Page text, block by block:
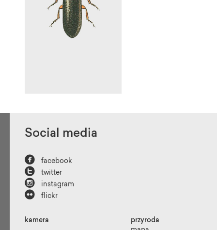
Social media
 facebook
 twitter
 instagram
 flickr
kamera
przyroda